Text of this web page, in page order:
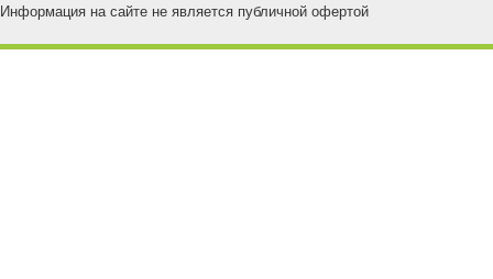
Информация на сайте не является публичной офертой